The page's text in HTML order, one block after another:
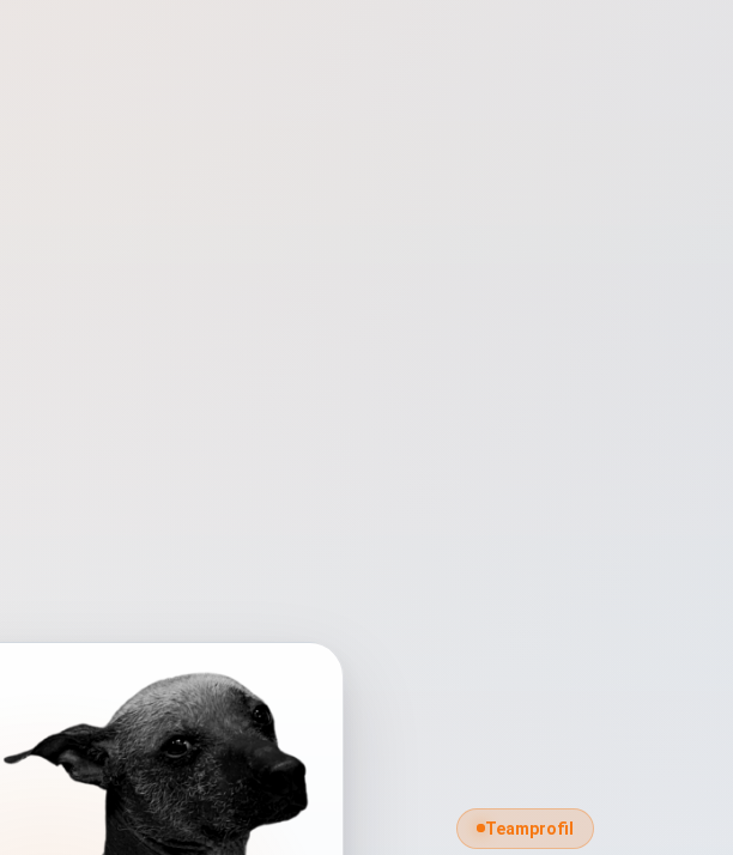
Teamprofil